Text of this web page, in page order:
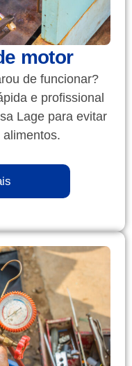
motor
de funcionar?
e profissional
Lage para evitar